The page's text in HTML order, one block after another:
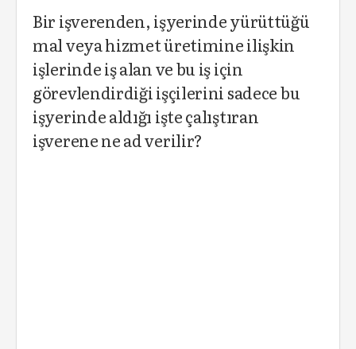
Bir işverenden, işyerinde yürüttüğü
mal veya hizmet üretimine ilişkin
işlerinde iş alan ve bu iş için
görevlendirdiği işçilerini sadece bu
işyerinde aldığı işte çalıştıran
işverene ne ad verilir?